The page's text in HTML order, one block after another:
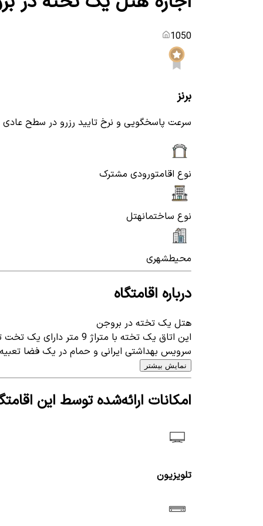
1050
برنز
سرعت پاسخگویی و نرخ تایید رزرو در سطح عادی
نوع اقامتورودی مشترک
نوع ساختمانهتل
محیطشهری
درباره اقامتگاه
هتل یک تخته در بروجن
این اتاق یک تخته با متراژ 9 متر دارای یک تخت تک نفره در طبقه سوم (آسانسور دار) واقع شده است.
سرویس بهداشتی ایرانی و حمام در یک فضا
نمایش بیشتر
امکانات ارائه‌شده توسط این
تلویزیون